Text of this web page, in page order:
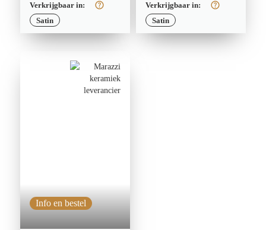
Satin
Verkrijgbaar in:
Satin
Verkrijgbaar in:
Info en bestel